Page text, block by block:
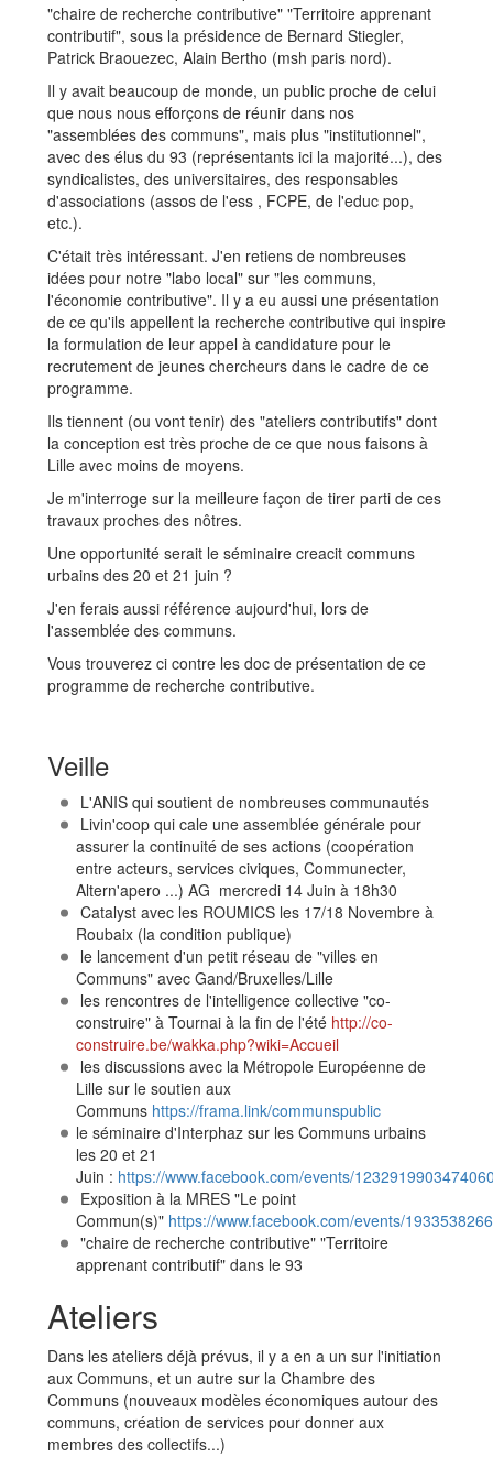
"chaire de recherche contributive" "Territoire apprenant
contributif", sous la présidence de Bernard Stiegler,
Patrick Braouezec, Alain Bertho (msh paris nord).
Il y avait beaucoup de monde, un public proche de celui
que nous nous efforçons de réunir dans nos
"assemblées des communs", mais plus "institutionnel",
avec des élus du 93 (représentants ici la majorité...), des
syndicalistes, des universitaires, des responsables
d'associations (assos de l'ess , FCPE, de l'educ pop,
etc.).
C'était très intéressant. J'en retiens de nombreuses
idées pour notre "labo local" sur "les communs,
l'économie contributive". Il y a eu aussi une présentation
de ce qu'ils appellent la recherche contributive qui inspire
la formulation de leur appel à candidature pour le
recrutement de jeunes chercheurs dans le cadre de ce
programme.
Ils tiennent (ou vont tenir) des "ateliers contributifs" dont
la conception est très proche de ce que nous faisons à
Lille avec moins de moyens.
Je m'interroge sur la meilleure façon de tirer parti de ces
travaux proches des nôtres.
Une opportunité serait le séminaire creacit communs
urbains des 20 et 21 juin ?
J'en ferais aussi référence aujourd'hui, lors de
l'assemblée des communs.
Vous trouverez ci contre les doc de présentation de ce
programme de recherche contributive.
Veille
L'ANIS qui soutient de nombreuses communautés
Livin'coop qui cale une assemblée générale pour
assurer la continuité de ses actions (coopération
entre acteurs, services civiques, Communecter,
Altern'apero ...) AG mercredi 14 Juin à 18h30
Catalyst avec les ROUMICS les 17/18 Novembre à
Roubaix (la condition publique)
le lancement d'un petit réseau de "villes en
Communs" avec Gand/Bruxelles/Lille
les rencontres de l'intelligence collective "co-
construire" à Tournai à la fin de l'été ​http://co-
construire.be/wakka.php?wiki=Accueil
les discussions avec la Métropole Européenne de
Lille sur le soutien aux
Communs https://frama.link/communspublic
​le séminaire d'Interphaz sur les Communs urbains
les 20 et 21
Juin : https://www.facebook.com/events/
Exposition à la MRES "Le point
Commun(s)" https://www.facebook.com/events/
"chaire de recherche contributive" "Territoire
apprenant contributif" dans le 93
Ateliers
Dans les ateliers déjà prévus, il y a en a un sur l'initiation
aux Communs, et un autre sur la Chambre des
Communs (nouveaux modèles économiques autour des
communs, création de services pour donner aux
membres des collectifs...)